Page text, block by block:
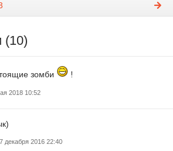
(10)
зомби !
2018 10:52
декабря 2016 22:40